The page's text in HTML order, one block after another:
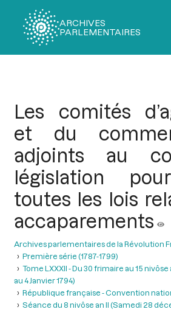
ARCHIVES
PARLEMENTAIRES
Les comités
et du
adjoints au
législation
toutes les lois
accaparements
Archives parlementaires de la Révolution
Première série (1787-1799)
Tome LXXXII - Du 30 frimaire au 15
au 4 Janvier 1794)
République française - Convention
Séance du 8 nivôse an II (Samedi 28